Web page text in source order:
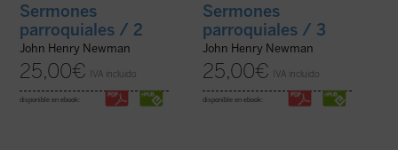
Sermones
parroquiales / 2
John Henry Newman
25,00€ IVA incluido
disponible en ebook:
Sermones
parroquiales / 3
John Henry Newman
25,00€ IVA incluido
disponible en ebook: